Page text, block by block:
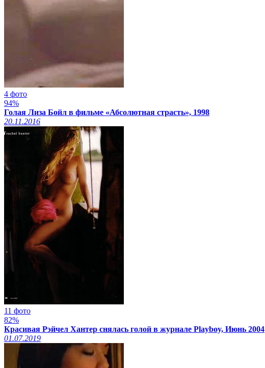
4 фото
94%
Голая Лиза Бойл в фильме «Абсолютная страсть», 1998
20.11.2016
11 фото
82%
Красивая Рэйчел Хантер снялась голой в журнале Playboy, Июнь 2004
01.07.2019